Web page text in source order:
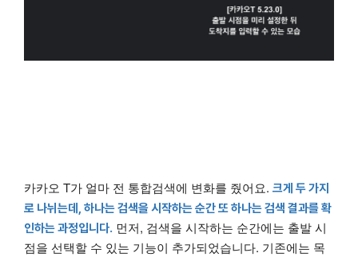
카카오 T가 얼마 전 통합검색에 변화를 줬어요. 크게 두 가지
로 나뉘는데, 하나는 검색을 시작하는 순간 또 하나는 검색 결과를 확
인하는 과정입니다. 먼저, 검색을 시작하는 순간에는 출발 시
점을 선택할 수 있는 기능이 추가되었습니다. 기존에는 목